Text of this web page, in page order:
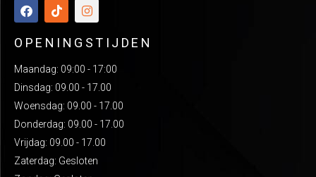
OPENINGSTIJDEN
Maandag: 09:00 - 17:00
Dinsdag: 09.00 - 17.00
Woensdag: 09.00 - 17.00
Donderdag: 09.00 - 17.00
Vrijdag: 09.00 - 17.00
Zaterdag: Gesloten